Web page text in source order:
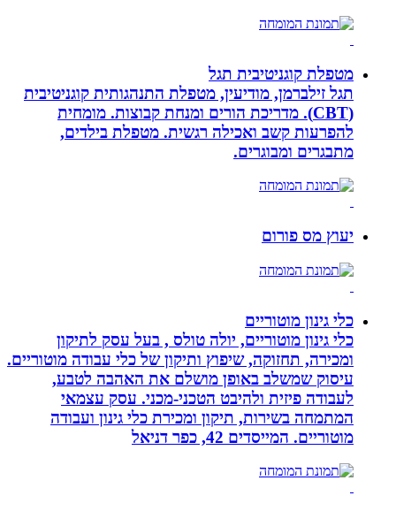
מטפלת קוגניטיבית תגל
תגל זילברמן, מודיעין, מטפלת התנהגותית קוגניטיבית
(CBT). מדריכת הורים ומנחת קבוצות. מומחית
להפרעות קשב ואכילה רגשית. מטפלת בילדים,
מתבגרים ומבוגרים.
יעוץ מס פורום
כלי גינון מוטוריים
כלי גינון מוטוריים, יולה טולס , בעל עסק לתיקון
ומכירה, תחזוקה, שיפוץ ותיקון של כלי עבודה מוטוריים.
עיסוק שמשלב באופן מושלם את האהבה לטבע,
לעבודה פיזית ולהיבט הטכני-מכני. עסק עצמאי
המתמחה בשירות, תיקון ומכירת כלי גינון ועבודה
מוטוריים. המייסדים 42, כפר דניאל